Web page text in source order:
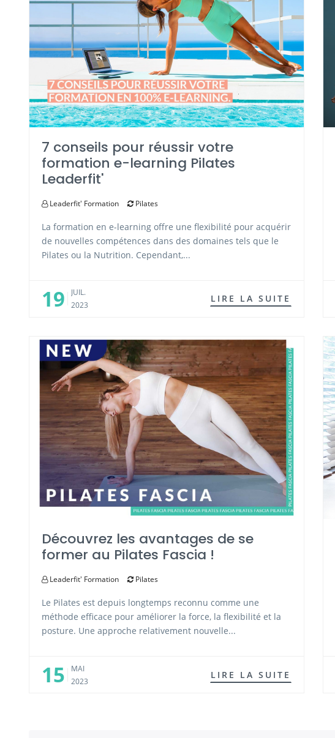
7 conseils pour réussir votre
formation e-learning Pilates
Leaderfit'
Leaderfit' Formation Pilates
La formation en e-learning offre une flexibilité pour acquérir
de nouvelles compétences dans des domaines tels que le
Pilates ou la Nutrition. Cependant,...
19
JUIL.
2023
LIRE LA SUITE
Découvrez les avantages de se
former au Pilates Fascia !
Leaderfit' Formation Pilates
Le Pilates est depuis longtemps reconnu comme une
méthode efficace pour améliorer la force, la flexibilité et la
posture. Une approche relativement nouvelle...
15
MAI
2023
LIRE LA SUITE